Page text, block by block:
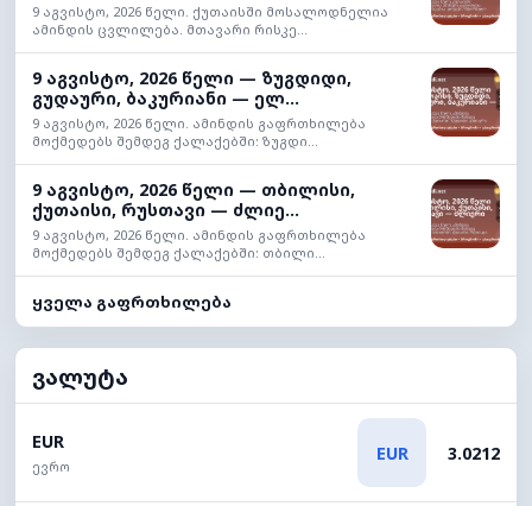
9 აგვისტო, 2026 წელი. ქუთაისში მოსალოდნელია
ამინდის ცვლილება. მთავარი რისკე...
9 აგვისტო, 2026 წელი — ზუგდიდი,
გუდაური, ბაკურიანი — ელ...
9 აგვისტო, 2026 წელი. ამინდის გაფრთხილება
მოქმედებს შემდეგ ქალაქებში: ზუგდი...
9 აგვისტო, 2026 წელი — თბილისი,
ქუთაისი, რუსთავი — ძლიე...
9 აგვისტო, 2026 წელი. ამინდის გაფრთხილება
მოქმედებს შემდეგ ქალაქებში: თბილი...
ყველა გაფრთხილება
ვალუტა
EUR
ევრო
EUR 3.0212